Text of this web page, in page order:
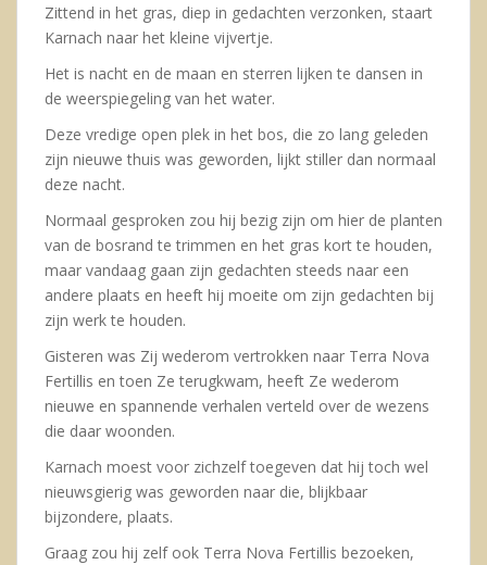
Zittend in het gras, diep in gedachten verzonken, staart
Karnach naar het kleine vijvertje.
Het is nacht en de maan en sterren lijken te dansen in
de weerspiegeling van het water.
Deze vredige open plek in het bos, die zo lang geleden
zijn nieuwe thuis was geworden, lijkt stiller dan normaal
deze nacht.
Normaal gesproken zou hij bezig zijn om hier de planten
van de bosrand te trimmen en het gras kort te houden,
maar vandaag gaan zijn gedachten steeds naar een
andere plaats en heeft hij moeite om zijn gedachten bij
zijn werk te houden.
Gisteren was Zij wederom vertrokken naar Terra Nova
Fertillis en toen Ze terugkwam, heeft Ze wederom
nieuwe en spannende verhalen verteld over de wezens
die daar woonden.
Karnach moest voor zichzelf toegeven dat hij toch wel
nieuwsgierig was geworden naar die, blijkbaar
bijzondere, plaats.
Graag zou hij zelf ook Terra Nova Fertillis bezoeken,